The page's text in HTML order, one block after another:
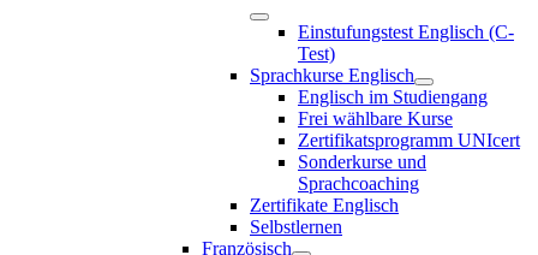
Einstufungstest Englisch (C-
Test)
Sprachkurse Englisch
Englisch im Studiengang
Frei wählbare Kurse
Zertifikatsprogramm UNIcert
Sonderkurse und
Sprachcoaching
Zertifikate Englisch
Selbstlernen
Französisch